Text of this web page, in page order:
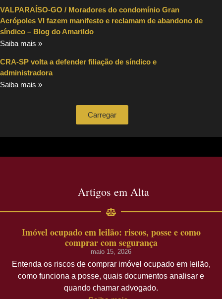
VALPARAÍSO-GO / Moradores do condomínio Gran
Acrópoles VI fazem manifesto e reclamam de abandono de
síndico – Blog do Amarildo
Saiba mais »
CRA-SP volta a defender filiação de síndico e
administradora
Saiba mais »
Carregar
Artigos em Alta
Imóvel ocupado em leilão: riscos, posse e como
comprar com segurança
maio 15, 2026
Entenda os riscos de comprar imóvel ocupado em leilão,
como funciona a posse, quais documentos analisar e
quando chamar advogado.